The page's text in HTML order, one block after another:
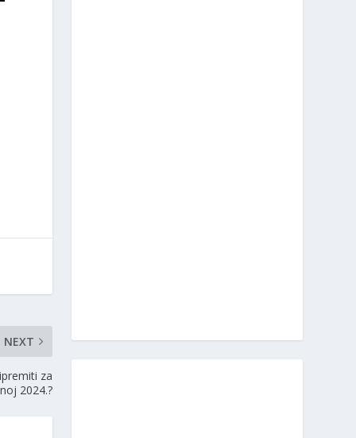
NEXT
za
2024.?